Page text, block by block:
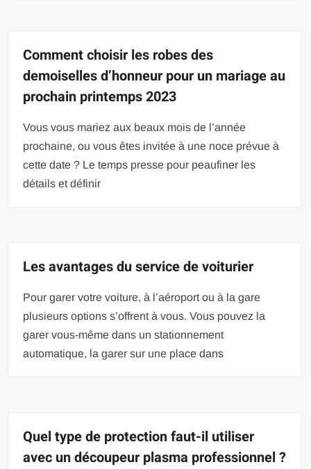
Comment choisir les robes des
demoiselles d’honneur pour un mariage au
prochain printemps 2023
Vous vous mariez aux beaux mois de l’année
prochaine, ou vous êtes invitée à une noce prévue à
cette date ? Le temps presse pour peaufiner les
détails et définir
Les avantages du service de voiturier
Pour garer votre voiture, à l’aéroport ou à la gare
plusieurs options s’offrent à vous. Vous pouvez la
garer vous-même dans un stationnement
automatique, la garer sur une place dans
Quel type de protection faut-il utiliser
avec un découpeur plasma professionnel ?